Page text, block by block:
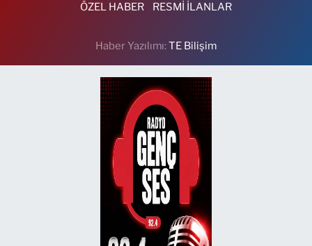
ÖZEL HABER
RESMİ İLANLAR
Haber Yazılımı:TE Bilişim